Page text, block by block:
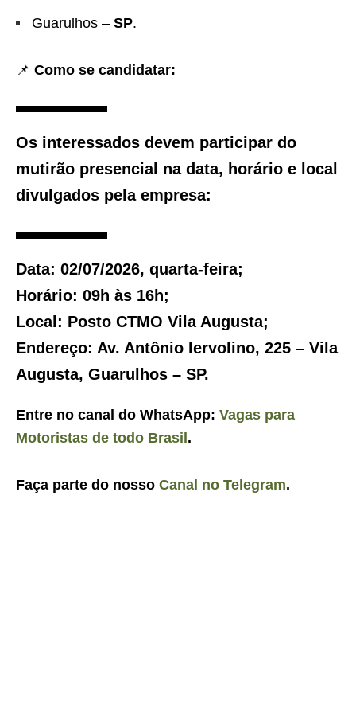
Guarulhos – SP.
📌 Como se candidatar:
Os interessados devem participar do
mutirão presencial na data, horário e local
divulgados pela empresa:
Data: 02/07/2026, quarta-feira;
Horário: 09h às 16h;
Local: Posto CTMO Vila Augusta;
Endereço: Av. Antônio Iervolino, 225 – Vila
Augusta, Guarulhos – SP.
Entre no canal do WhatsApp: Vagas para
Motoristas de todo Brasil.
Faça parte do nosso Canal no Telegram.